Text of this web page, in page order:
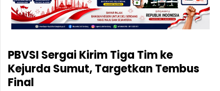
PBVSI Sergai Kirim Tiga Tim ke
Kejurda Sumut, Targetkan Tembus
Final